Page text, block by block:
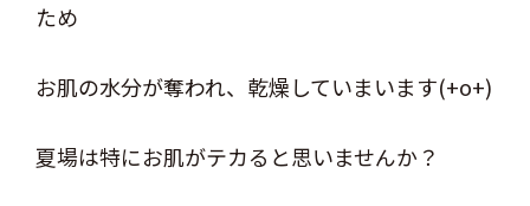
ため
お肌の水分が奪われ、乾燥していまいます(+o+)
夏場は特にお肌がテカると思いませんか？